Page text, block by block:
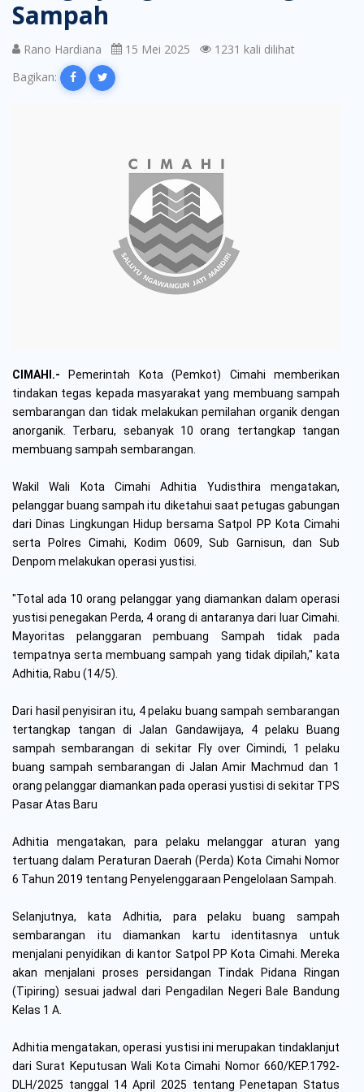
Sampah
Rano Hardiana 15 Mei 2025
1231 kali dilihat
Bagikan:
CIMAHI.- Pemerintah Kota (Pemkot) Cimahi memberikan
tindakan tegas kepada masyarakat yang membuang sampah
sembarangan dan tidak melakukan pemilahan organik dengan
anorganik. Terbaru, sebanyak 10 orang tertangkap tangan
membuang sampah sembarangan.
Wakil Wali Kota Cimahi Adhitia Yudisthira mengatakan,
pelanggar buang sampah itu diketahui saat petugas gabungan
dari Dinas Lingkungan Hidup bersama Satpol PP Kota Cimahi
serta Polres Cimahi, Kodim 0609, Sub Garnisun, dan Sub
Denpom melakukan operasi yustisi.
"Total ada 10 orang pelanggar yang diamankan dalam operasi
yustisi penegakan Perda, 4 orang di antaranya dari luar Cimahi.
Mayoritas pelanggaran pembuang Sampah tidak pada
tempatnya serta membuang sampah yang tidak dipilah," kata
Adhitia, Rabu (14/5).
Dari hasil penyisiran itu, 4 pelaku buang sampah sembarangan
tertangkap tangan di Jalan Gandawijaya, 4 pelaku Buang
sampah sembarangan di sekitar Fly over Cimindi, 1 pelaku
buang sampah sembarangan di Jalan Amir Machmud dan 1
orang pelanggar diamankan pada operasi yustisi di sekitar TPS
Pasar Atas Baru
Adhitia mengatakan, para pelaku melanggar aturan yang
tertuang dalam Peraturan Daerah (Perda) Kota Cimahi Nomor
6 Tahun 2019 tentang Penyelenggaraan Pengelolaan Sampah.
Selanjutnya, kata Adhitia, para pelaku buang sampah
sembarangan itu diamankan kartu identitasnya untuk
menjalani penyidikan di kantor Satpol PP Kota Cimahi. Mereka
akan menjalani proses persidangan Tindak Pidana Ringan
(Tipiring) sesuai jadwal dari Pengadilan Negeri Bale Bandung
Kelas 1 A.
Adhitia mengatakan, operasi yustisi ini merupakan tindaklanjut
dari Surat Keputusan Wali Kota Cimahi Nomor 660/KEP.1792-
DLH/2025 tanggal 14 April 2025 tentang Penetapan Status